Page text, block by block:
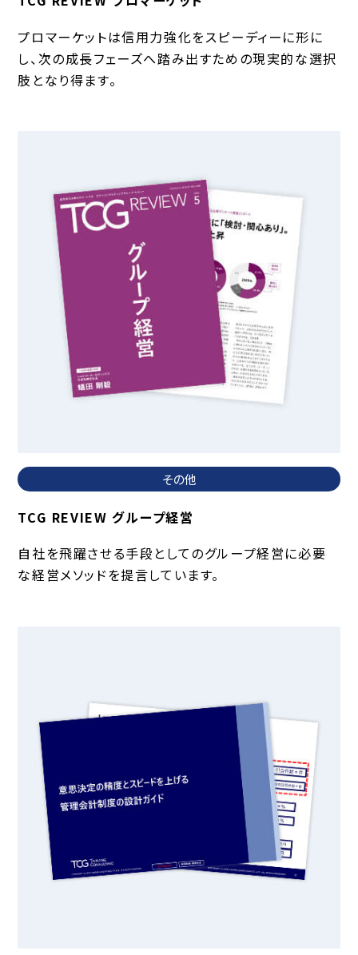
プロマーケットは信用力強化をスピーディーに形に
し、次の成長フェーズへ踏み出すための現実的な選択
肢となり得ます。
その他
TCG REVIEW グループ経営
自社を飛躍させる手段としてのグループ経営に必要
な経営メソッドを提言しています。